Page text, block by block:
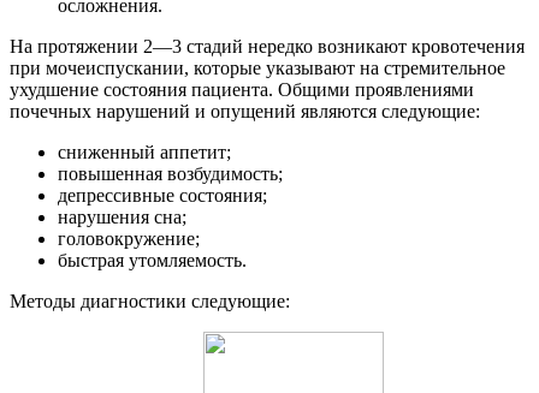
осложнения.
На протяжении 2—3 стадий нередко возникают кровотечения
при мочеиспускании, которые указывают на стремительное
ухудшение состояния пациента. Общими проявлениями
почечных нарушений и опущений являются следующие:
сниженный аппетит;
повышенная возбудимость;
депрессивные состояния;
нарушения сна;
головокружение;
быстрая утомляемость.
Методы диагностики следующие: